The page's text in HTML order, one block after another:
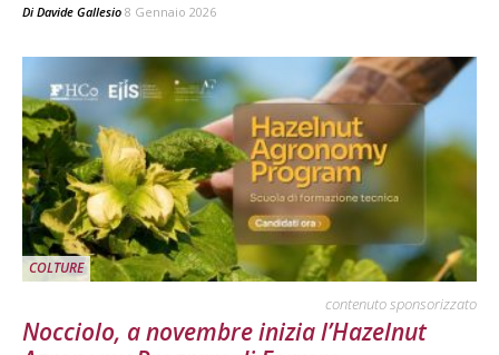
Di Davide Gallesio 8 Gennaio 2026
COLTURE
contenuto sponsorizzato
Nocciolo, a novembre inizia l’Hazelnut